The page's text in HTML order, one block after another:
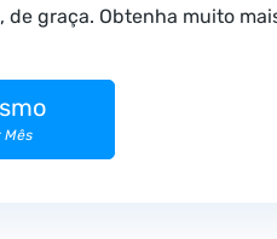
graça. Obtenha muito
Mês